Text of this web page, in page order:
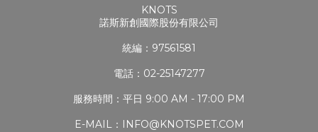
KNOTS
諾斯新創國際股份有限公司
統編：97561581
電話：02-25147277
服務時間：平日 9:00 AM - 17:00 PM
E-MAIL：INFO@KNOTSPET.COM